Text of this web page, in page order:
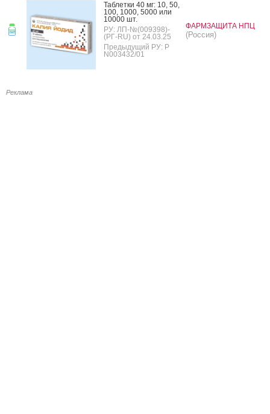
Таб­летки 40 мг: 10, 50,
100, 1000, 5000 или
10000 шт.
РУ: ЛП-№(009398)-
(РГ-RU) от 24.03.25
Предыдущий РУ: Р
N003432/01
ФАРМЗАЩИТА НПЦ
(Россия)
Реклама